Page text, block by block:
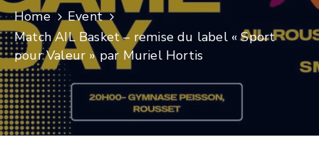
SPORTS
Home
Event
Match AIL Basket – remise du label « Sport
pour Valeur » par Muriel Hortis